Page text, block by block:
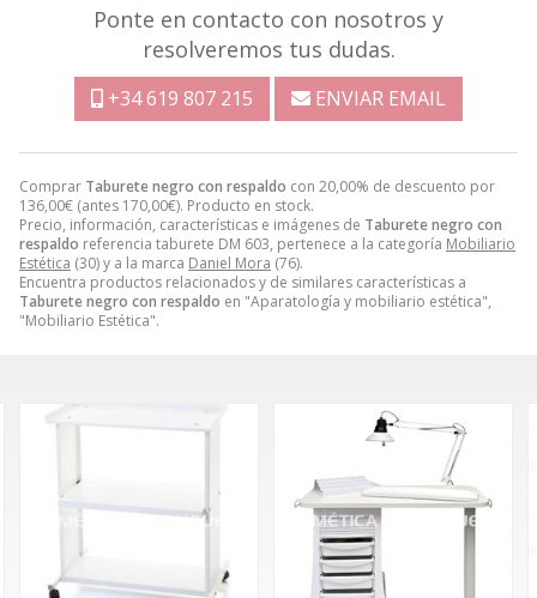
Comprar Taburete negro con respaldo con 20,00% de descuento por
136,00€ (antes 170,00€). Producto en stock.
Precio, información, características e imágenes de Taburete negro con
respaldo referencia taburete DM 603, pertenece a la categoría Mobiliario
Estética (30) y a la marca Daniel Mora (76).
Encuentra productos relacionados y de similares características a
Taburete negro con respaldo en "Aparatología y mobiliario estética",
"Mobiliario Estética".
Ponte en contacto con nosotros y
resolveremos tus dudas.
+34 619 807 215 ENVIAR EMAIL